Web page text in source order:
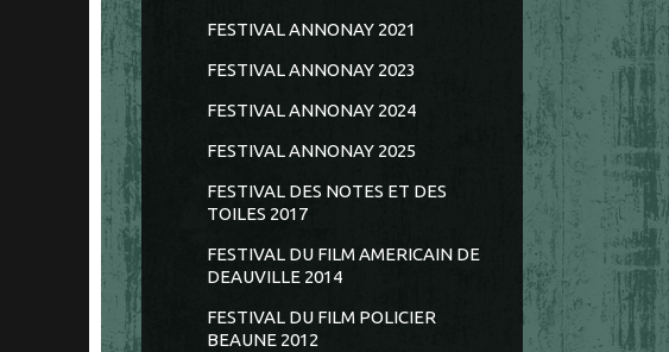
FESTIVAL ANNONAY 2021
FESTIVAL ANNONAY 2023
FESTIVAL ANNONAY 2024
FESTIVAL ANNONAY 2025
FESTIVAL DES NOTES ET DES
TOILES 2017
FESTIVAL DU FILM AMERICAIN DE
DEAUVILLE 2014
FESTIVAL DU FILM POLICIER
BEAUNE 2012